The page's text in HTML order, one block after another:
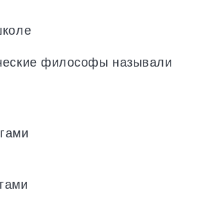
философы называли